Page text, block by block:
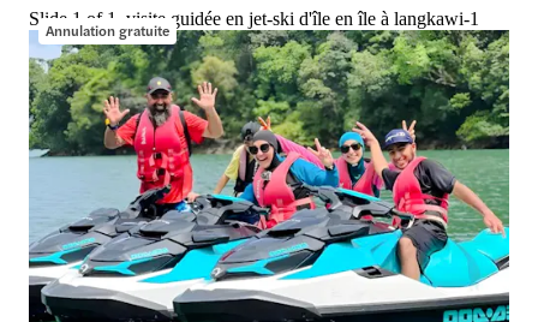
Annulation gratuite
Slide 1 of 1, visite guidée en jet-ski d'île en île à langkawi-1